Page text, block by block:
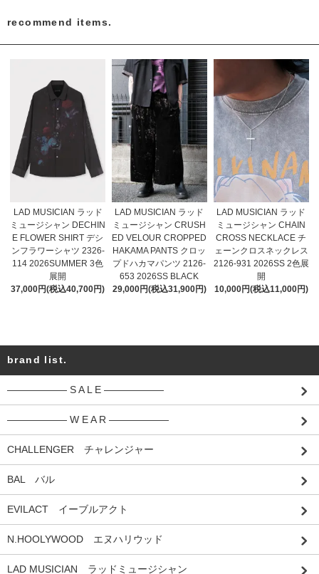
recommend items.
LAD MUSICIAN ラッド
ミュージシャン DECHIN
E FLOWER SHIRT デシ
ンフラワーシャツ 2326-
114 2026SUMMER 3色
展開
37,000円(税込40,700円)
LAD MUSICIAN ラッド
ミュージシャン CRUSH
ED VELOUR CROPPED
HAKAMA PANTS クロッ
プドハカマパンツ 2126-
653 2026SS BLACK
29,000円(税込31,900円)
LAD MUSICIAN ラッド
ミュージシャン CHAIN
CROSS NECKLACE チ
ェーンクロスネックレス
2126-931 2026SS 2色展
開
10,000円(税込11,000円)
brand list.
―――――― S A L E ――――――
―――――― W E A R ――――――
CHALLENGER チャレンジャー
BAL バル
EVILACT イーブルアクト
N.HOOLYWOOD エヌハリウッド
LAD MUSICIAN ラッドミュージシャン